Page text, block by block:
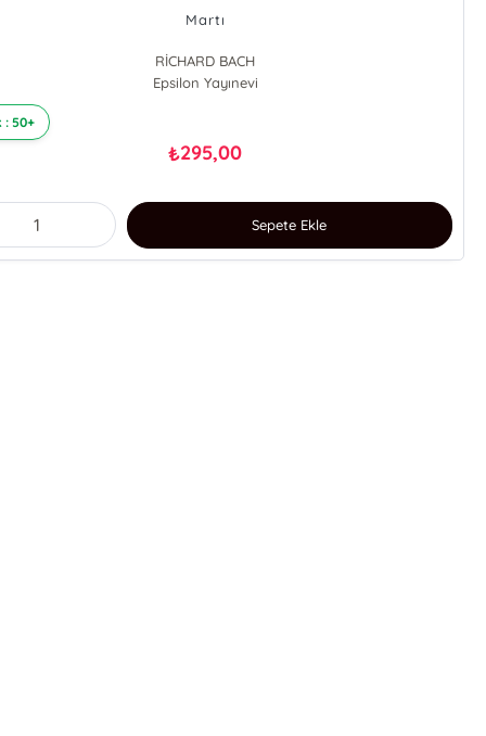
Martı
RİCHARD BACH
Epsilon Yayınevi
: 50+
₺295,00
Sepete Ekle